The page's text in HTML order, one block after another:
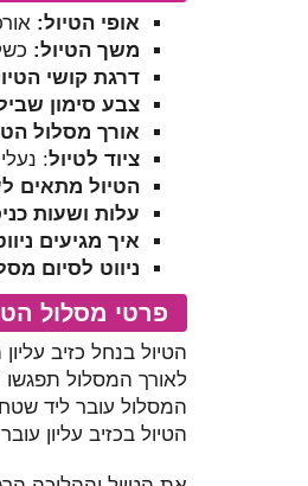
אופי הטיול:
משך הטיול:
דרגת קושי
צבע סימון
אורך מסלול
ציוד לטיול:
הטיול מתאים
עלות ושעות
איך מגיעים
ניווט לסיום
פרטי מסלול
הטיול בנחל כזיב
לאורך המסלול תפגשו
המסלול עובר ליד
הטיול בכזיב עליון